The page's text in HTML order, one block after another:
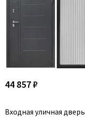
44 857 ₽
Входная уличная дверь